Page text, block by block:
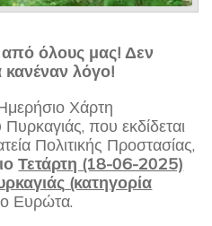
όλους μας! Δεν
κανέναν λόγο!
Χάρτη
που εκδίδεται
Πολιτικής Προστασίας,
Τετάρτη (18-06-2025)
(κατηγορία
Ευρώτα.